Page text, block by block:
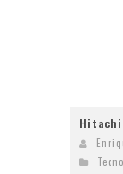
Hitachi